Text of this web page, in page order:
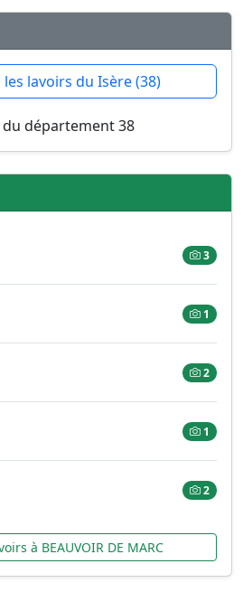
lavoirs du Isère (38)
3
1
2
1
2
à BEAUVOIR DE MARC